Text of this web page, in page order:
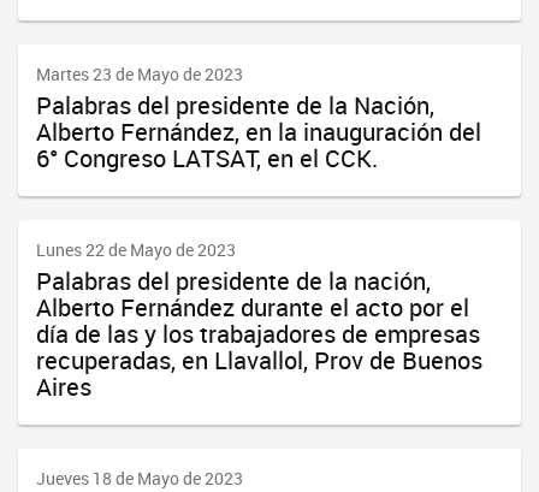
Martes 23 de Mayo de 2023
Palabras del presidente de la Nación,
Alberto Fernández, en la inauguración del
6° Congreso LATSAT, en el CCK.
Lunes 22 de Mayo de 2023
Palabras del presidente de la nación,
Alberto Fernández durante el acto por el
día de las y los trabajadores de empresas
recuperadas, en Llavallol, Prov de Buenos
Aires
Jueves 18 de Mayo de 2023